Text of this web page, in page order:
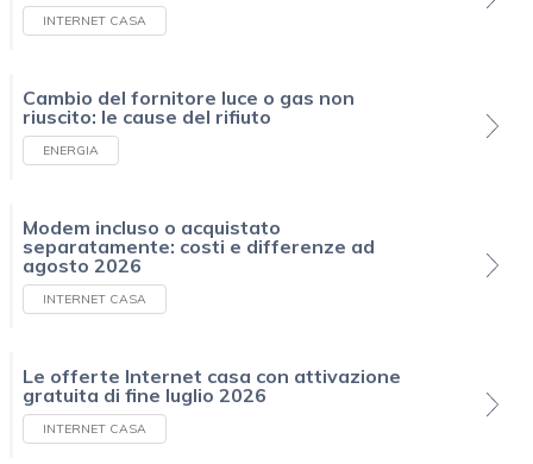
INTERNET CASA
Cambio del fornitore luce o gas non
riuscito: le cause del rifiuto
ENERGIA
Modem incluso o acquistato
separatamente: costi e differenze ad
agosto 2026
INTERNET CASA
Le offerte Internet casa con attivazione
gratuita di fine luglio 2026
INTERNET CASA